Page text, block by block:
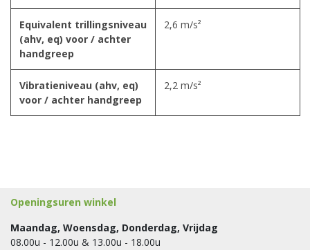
Equivalent trillingsniveau
(ahv, eq) voor / achter
handgreep
2,6 m/s²
Vibratieniveau (ahv, eq)
voor / achter handgreep
2,2 m/s²
Openingsuren winkel
Maandag, Woensdag, Donderdag, Vrijdag
08.00u - 12.00u & 13.00u - 18.00u